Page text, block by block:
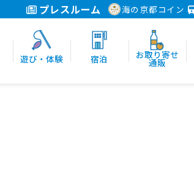
プレスルーム 海の京都コイン
遊び・体験 宿泊 お取り寄せ
通販